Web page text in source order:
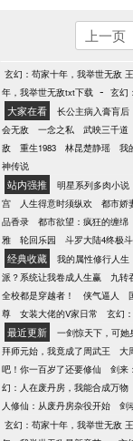
上一页
玄幻：苟家十年，我举世无敌
年，我举世无敌txt下载 - 玄幻
大家在看 长公主病入膏肓后
会无敌
一念之私 武映三千道
敌
重生1983 林昆楚静瑶 我
神传说
站内强推 明星系列多肉小说
宫
人生得意时须纵欢 都市娇
品香录
都市欲望：疯狂的缠绵
雅
轮回乐园 斗罗大陆4终极
经典收藏 我的属性修行人生
派？系统让我卷成人生赢
九转
全校都是穿越者！
侠气逼人
尊
女装大佬的V家日常 玄幻
最近更新 一剑惊天下，可她
拜师元始，我竟成了周武王
大
吧！你一百岁了还要修仙
剑来
幻：人在废丹房，我能合成万物
人修仙：从废丹房杂役开始
剑
玄幻：苟家十年，我举世无敌